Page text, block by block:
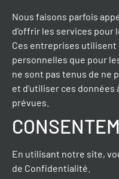
Nous faisons parfois
d’offrir les services pour
Ces entreprises utilisent
personnelles que pour
ne sont pas tenus de ne
et d’utiliser ces données
prévues.
En utilisant notre site,
de Confidentialité.